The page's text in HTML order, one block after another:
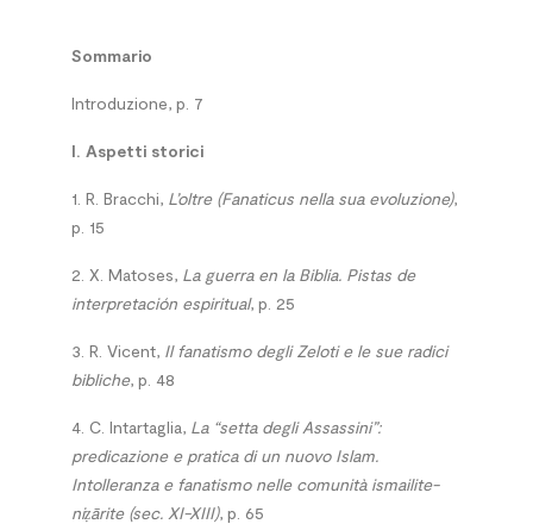
Sommario
Introduzione, p. 7
I. Aspetti storici
1. R. Bracchi, L’oltre (Fanaticus nella sua evoluzione),
p. 15
2. X. Matoses, La guerra en la Biblia. Pistas de
interpretación espiritual, p. 25
3. R. Vicent, Il fanatismo degli Zeloti e le sue radici
bibliche, p. 48
4. C. Intartaglia, La “setta degli Assassini”:
predicazione e pratica di un nuovo Islam.
Intolleranza e fanatismo nelle comunità ismailite-
niẓārite (sec. XI-XIII), p. 65